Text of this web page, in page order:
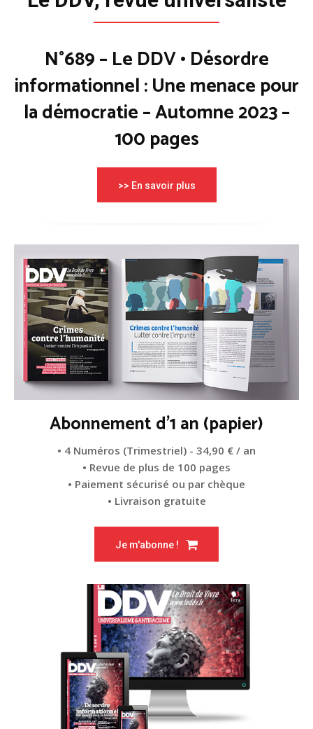
N°689 – Le DDV • Désordre
informationnel : Une menace pour
la démocratie – Automne 2023 –
100 pages
>> En savoir plus
Abonnement d'1 an (papier)
• 4 Numéros (Trimestriel) - 34,90 € / an
• Revue de plus de 100 pages
• Paiement sécurisé ou par chèque
• Livraison gratuite
Je m'abonne !